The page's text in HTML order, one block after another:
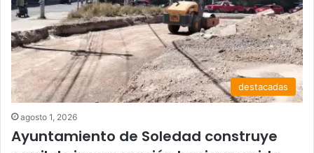
destacadas
agosto 1, 2026
Ayuntamiento de Soledad construye